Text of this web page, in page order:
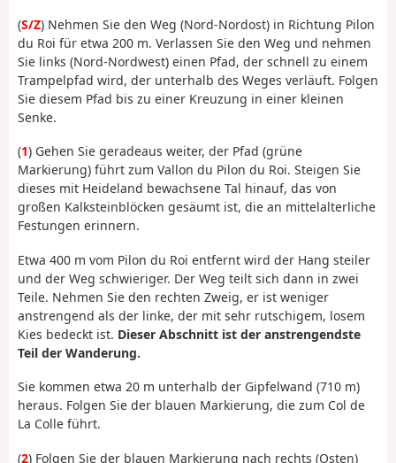
(S/Z) Nehmen Sie den Weg (Nord-Nordost) in Richtung Pilon
du Roi für etwa 200 m. Verlassen Sie den Weg und nehmen
Sie links (Nord-Nordwest) einen Pfad, der schnell zu einem
Trampelpfad wird, der unterhalb des Weges verläuft. Folgen
Sie diesem Pfad bis zu einer Kreuzung in einer kleinen
Senke.
(1) Gehen Sie geradeaus weiter, der Pfad (grüne
Markierung) führt zum Vallon du Pilon du Roi. Steigen Sie
dieses mit Heideland bewachsene Tal hinauf, das von
großen Kalksteinblöcken gesäumt ist, die an mittelalterliche
Festungen erinnern.
Etwa 400 m vom Pilon du Roi entfernt wird der Hang steiler
und der Weg schwieriger. Der Weg teilt sich dann in zwei
Teile. Nehmen Sie den rechten Zweig, er ist weniger
anstrengend als der linke, der mit sehr rutschigem, losem
Kies bedeckt ist. Dieser Abschnitt ist der anstrengendste
Teil der Wanderung.
Sie kommen etwa 20 m unterhalb der Gipfelwand (710 m)
heraus. Folgen Sie der blauen Markierung, die zum Col de
La Colle führt.
(2) Folgen Sie der blauen Markierung nach rechts (Osten)